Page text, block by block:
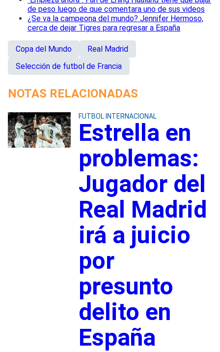
de peso luego de que comentara uno de sus videos
¿Se va la campeona del mundo? Jennifer Hermoso,
cerca de dejar Tigres para regresar a España
Copa del Mundo
Real Madrid
Selección de futbol de Francia
NOTAS RELACIONADAS
FUTBOL INTERNACIONAL
Estrella en
problemas:
Jugador del
Real Madrid
irá a juicio
por
presunto
delito en
España